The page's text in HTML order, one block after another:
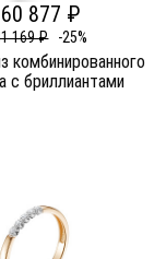
60 877 ₽
169 ₽ -25%
комбинированного
c бриллиантами